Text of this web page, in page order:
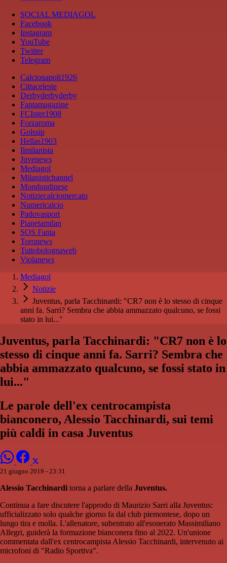
SOCIAL MEDIAGOL
Facebook
Instagram
YouTube
Twitter
Telegram
Calcionapoli1926
Cittaceleste
Derbyderbyderby
Fantamagazine
FCInter1908
Forzaroma
Golssip
Hellas1903
Ilmilanista
Juvenews
Mediagol
Milanistichannel
Mondoudinese
Notiziecalciomercato
Numericalcio
Padovasport
Pianetamilan
SOS Fanta
Toronews
Tuttobolognaweb
Violanews
Mediagol
Notizie
Juventus, parla Tacchinardi: "CR7 non è lo stesso di cinque
anni fa. Sarri? Sembra che abbia ammazzato qualcuno, se fossi
stato in lui..."
Juventus, parla Tacchinardi: "CR7 non è lo
stesso di cinque anni fa. Sarri? Sembra che
abbia ammazzato qualcuno, se fossi stato in
lui..."
Le parole dell'ex centrocampista
bianconero, Alessio Tacchinardi, sui temi
più caldi in casa Juventus
21 giugno 2019 - 23:31
Alessio Tacchinardi torna a parlare della Juventus.
Continua a fare discutere l'approdo di Maurizio Sarri alla Juventus:
ufficializzato solo qualche giorno fa dal club piemontese, dopo un
lungo tira e molla. L'allenatore, subentrato all'esonerato Massimiliano
Allegri, guiderà la formazione bianconera fino al 2022. Un'unione
commentata dall'ex centrocampista Alessio Tacchinardi, intervenuto ai
microfoni di "Radio Sportiva".